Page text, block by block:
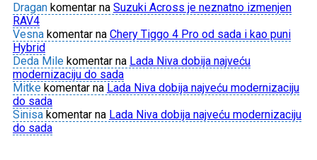
Dragan komentar na Suzuki Across je neznatno izmenjen
RAV4
Vesna komentar na Chery Tiggo 4 Pro od sada i kao puni
Hybrid
Deda Mile komentar na Lada Niva dobija najveću
modernizaciju do sada
Mitke komentar na Lada Niva dobija najveću modernizaciju
do sada
Sinisa komentar na Lada Niva dobija najveću modernizaciju
do sada